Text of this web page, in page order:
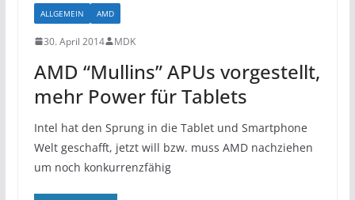
ALLGEMEIN AMD
30. April 2014 MDK
AMD “Mullins” APUs vorgestellt,
mehr Power für Tablets
Intel hat den Sprung in die Tablet und Smartphone
Welt geschafft, jetzt will bzw. muss AMD nachziehen
um noch konkurrenzfähig